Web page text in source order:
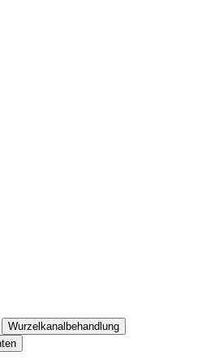
Wurzelkanalbehandlung